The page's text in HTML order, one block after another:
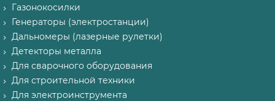
Газонокосилки
Генераторы (электростанции)
Дальномеры (лазерные рулетки)
Детекторы металла
Для сварочного оборудования
Для строительной техники
Для электроинструмента